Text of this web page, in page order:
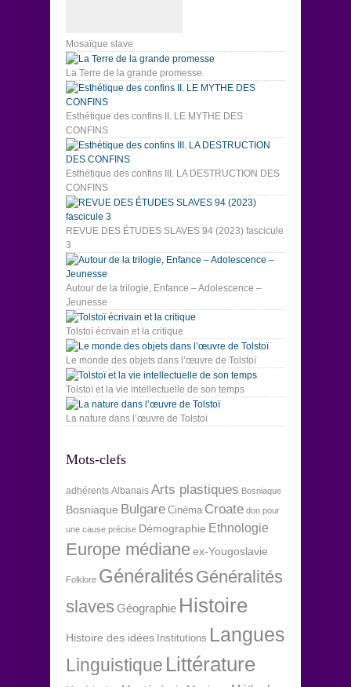
Mosaïque slave
La Terre de la grande promesse
Esthétique des confins II. LE MYTHE DES
CONFINS
Esthétique des confins III. LA DESTRUCTION DES
CONFINS
REVUE DES ÉTUDES SLAVES 94 (2023) fascicule
3
Autour de la trilogie, Enfance – Adolescence –
Jeunesse
Tolstoï écrivain et la critique
Le monde des objets dans l’œuvre de Tolstoï
Tolstoï et la vie intellectuelle de son temps
La nature dans l’œuvre de Tolstoï
Mots-clefs
adhérents Albanais Arts plastiques Bosniaque
Bosniaque Bulgare Cinéma Croate don pour
une cause précise Démographie Ethnologie
Europe médianeex-Yougoslavie
Folklore Généralités Généralités
slaves Géographie Histoire
Histoire des idées Institutions Langues
Linguistique Littérature